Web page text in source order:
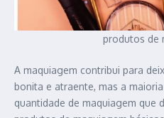
produtos de
A maquiagem contribui para
bonita e atraente, mas a
quantidade de maquiagem que